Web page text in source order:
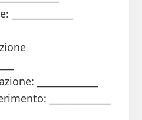
_____________
_____________